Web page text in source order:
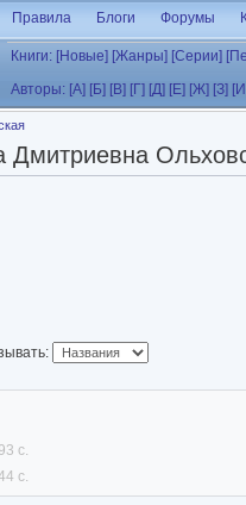
Правила Блоги Форумы
Книги: [Новые] [Жанры] [Серии]
Авторы: [А] [Б] [В] [Г] [Д] [Е] [Ж] [З]
Дмитриевна
с.
с.